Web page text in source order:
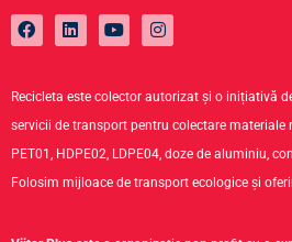
Recicleta este colector autorizat și o inițiativă
servicii de transport pentru colectare materiale
PET01, HDPE02, LDPE04, doze de aluminiu,
Folosim mijloace de transport ecologice și